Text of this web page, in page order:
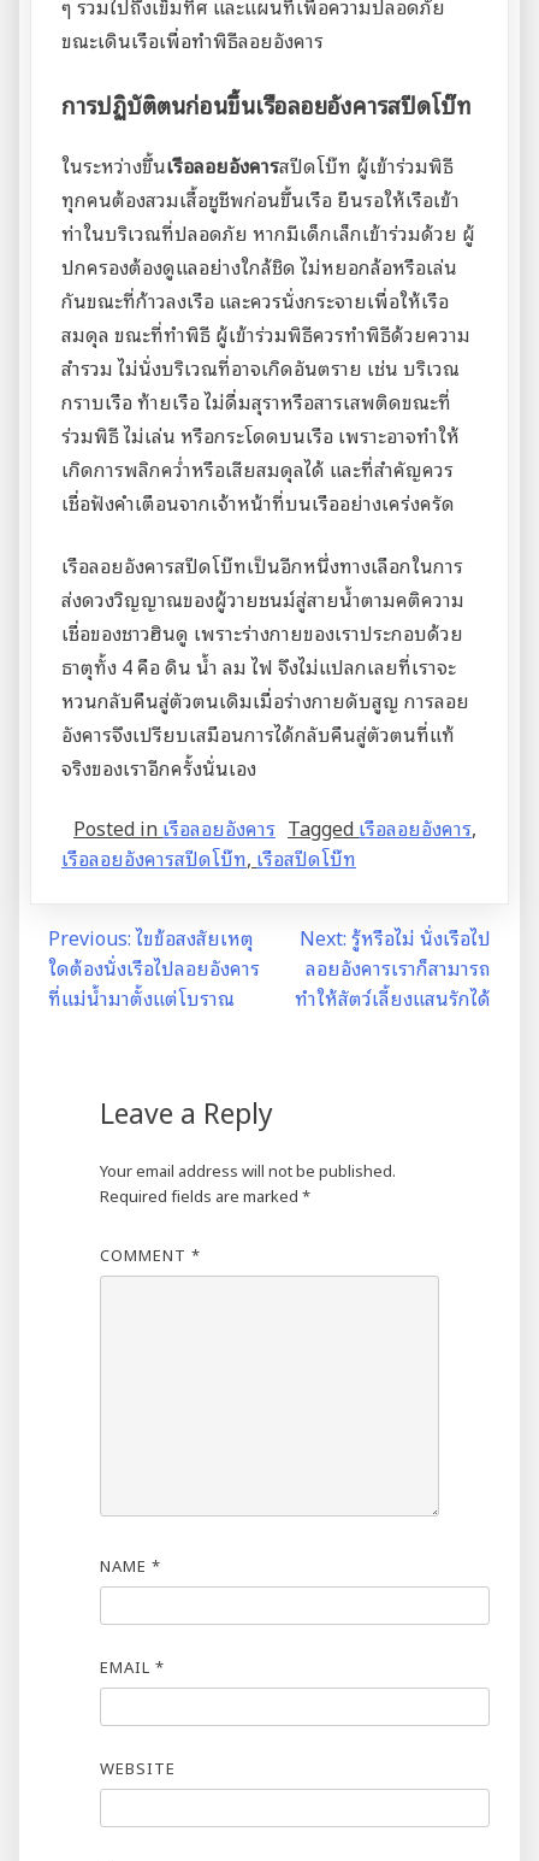
ๆ รวมไปถึงเข็มทิศ และแผนที่เพื่อความปลอดภัย
ขณะเดินเรือเพื่อทำพิธีลอยอังคาร
การปฏิบัติตนก่อนขึ้นเรือลอยอังคารสปีดโบ๊ท
ในระหว่างขึ้นเรือลอยอังคารสปีดโบ๊ท ผู้เข้าร่วมพิธี
ทุกคนต้องสวมเสื้อชูชีพก่อนขึ้นเรือ ยืนรอให้เรือเข้า
ท่าในบริเวณที่ปลอดภัย หากมีเด็กเล็กเข้าร่วมด้วย ผู้
ปกครองต้องดูแลอย่างใกล้ชิด ไม่หยอกล้อหรือเล่น
กันขณะที่ก้าวลงเรือ และควรนั่งกระจายเพื่อให้เรือ
สมดุล ขณะที่ทำพิธี ผู้เข้าร่วมพิธีควรทำพิธีด้วยความ
สำรวม ไม่นั่งบริเวณที่อาจเกิดอันตราย เช่น บริเวณ
กราบเรือ ท้ายเรือ ไม่ดื่มสุราหรือสารเสพติดขณะที่
ร่วมพิธี ไม่เล่น หรือกระโดดบนเรือ เพราะอาจทำให้
เกิดการพลิกคว่ำหรือเสียสมดุลได้ และที่สำคัญควร
เชื่อฟังคำเตือนจากเจ้าหน้าที่บนเรืออย่างเคร่งครัด
เรือลอยอังคารสปีดโบ๊ทเป็นอีกหนึ่งทางเลือกในการ
ส่งดวงวิญญาณของผู้วายชนม์สู่สายน้ำตามคติความ
เชื่อของชาวฮินดู เพราะร่างกายของเราประกอบด้วย
ธาตุทั้ง 4 คือ ดิน น้ำ ลม ไฟ จึงไม่แปลกเลยที่เราจะ
หวนกลับคืนสู่ตัวตนเดิมเมื่อร่างกายดับสูญ การลอย
อังคารจึงเปรียบเสมือนการได้กลับคืนสู่ตัวตนที่แท้
จริงของเราอีกครั้งนั่นเอง
Posted inเรือลอยอังคาร Taggedเรือลอยอังคาร,
เรือลอยอังคารสปีดโบ๊ท, เรือสปีดโบ๊ท
Post
navigation
Previous:ไขข้อสงสัยเหตุ
ใดต้องนั่งเรือไปลอยอังคาร
ที่แม่น้ำมาตั้งแต่โบราณ
Next:รู้หรือไม่ นั่งเรือไป
ลอยอังคารเราก็สามารถ
ทำให้สัตว์เลี้ยงแสนรักได้
Leave a Reply
Your email address will not be published.
Required fields are marked*
COMMENT *
NAME *
EMAIL *
WEBSITE